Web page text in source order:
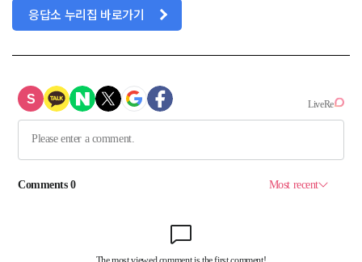
응답소 누리집 바로가기